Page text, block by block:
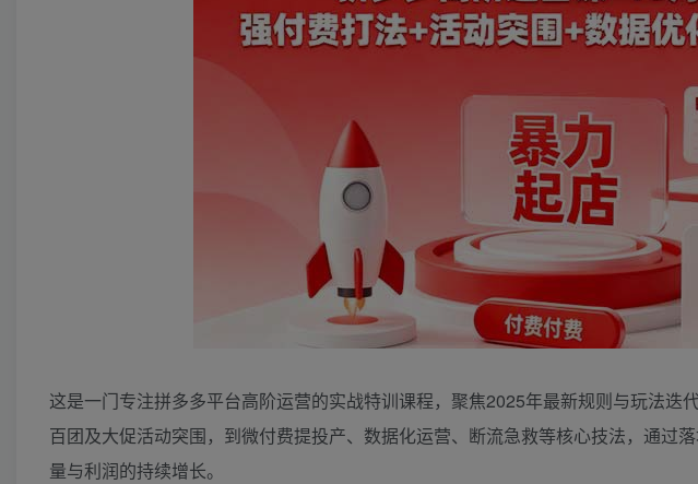
这是一门专注拼多多平台高阶运营的实战特训课程，聚焦2025年最新规则与玩法迭
百团及大促活动突围，到微付费提投产、数据化运营、断流急救等核心技法，通过
量与利润的持续增长。